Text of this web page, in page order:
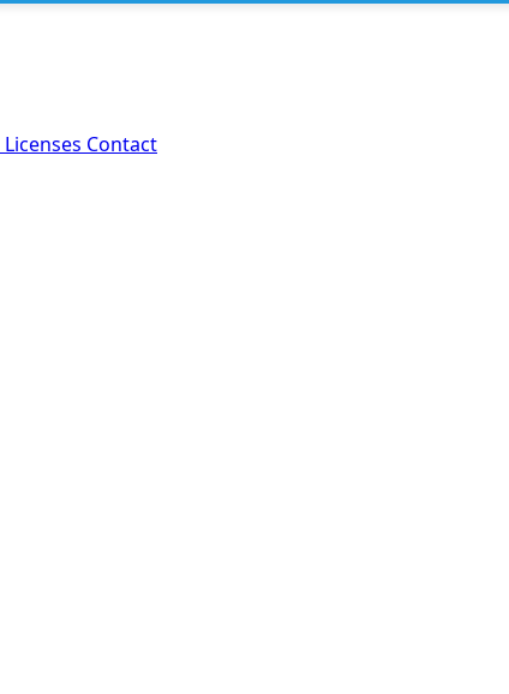
Licenses Contact